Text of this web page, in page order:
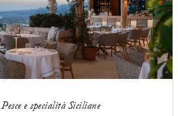
Pesce e specialità Siciliane